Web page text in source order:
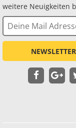
weitere Neuigkeiten